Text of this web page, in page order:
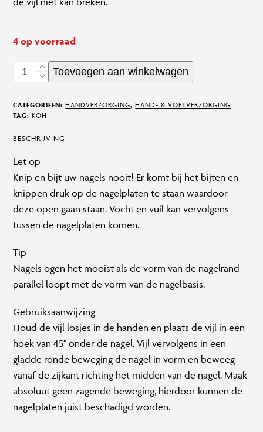
4 op voorraad
Crystal
File
Medium
Toevoegen aan winkelwagen
CATEGORIEËN:HANDVERZORGING,HAND- & VOETVERZORGING
TAG:KOH
BESCHRIJVING
Let op
Knip en bijt uw nagels nooit! Er komt bij het bijten en
knippen druk op de nagelplaten te staan waardoor
deze open gaan staan. Vocht en vuil kan vervolgens
tussen de nagelplaten komen.
Tip
Nagels ogen het mooist als de vorm van de nagelrand
parallel loopt met de vorm van de nagelbasis.
Gebruiksaanwijzing
Houd de vijl losjes in de handen en plaats de vijl in een
hoek van 45° onder de nagel. Vijl vervolgens in een
gladde ronde beweging de nagel in vorm en beweeg
vanaf de zijkant richting het midden van de nagel. Maak
absoluut geen zagende beweging, hierdoor kunnen de
nagelplaten juist beschadigd worden.